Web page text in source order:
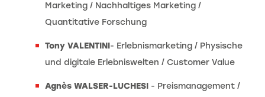
Marketing / Nachhaltiges Marketing /
Quantitative Forschung
Tony VALENTINI- Erlebnismarketing / Physische
und digitale Erlebniswelten / Customer Value
Agnès WALSER-LUCHESI - Preismanagement /